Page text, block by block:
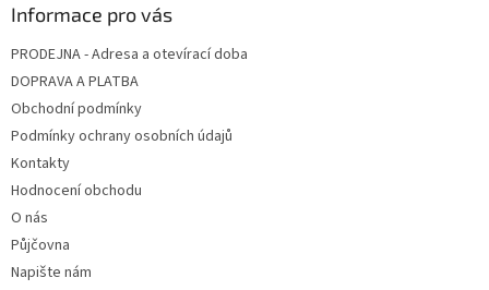
Informace pro vás
PRODEJNA - Adresa a otevírací doba
DOPRAVA A PLATBA
Obchodní podmínky
Podmínky ochrany osobních údajů
Kontakty
Hodnocení obchodu
O nás
Půjčovna
Napište nám